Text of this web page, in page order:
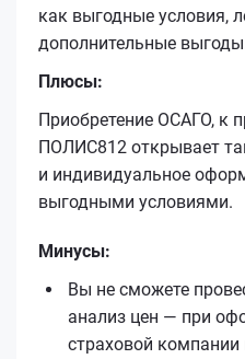
как выгодные условия,
дополнительные
Плюсы:
Приобретение ОСАГО, к
ПОЛИС812 открывает
и индивидуальное
выгодными условиями.
Минусы:
Вы не сможете
анализ цен — при
страховой компании